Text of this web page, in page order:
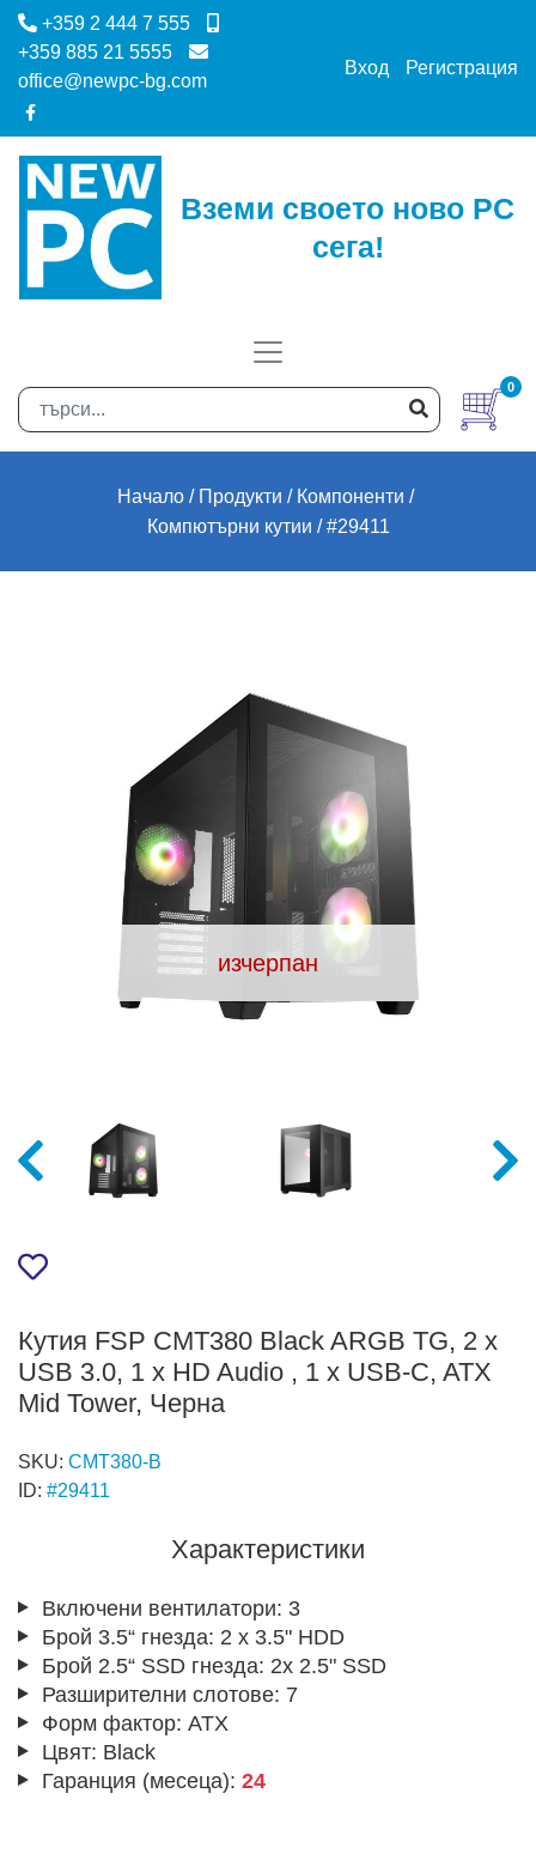
+359 2 444 7 555
+359 885 21 5555
office@newpc-bg.com
Вход Регистрация
Вземи своето ново PC
сега!
0
Начало Продукти
Компоненти
Компютърни кутии
#29411
изчерпан
Кутия FSP CMT380 Black ARGB TG, 2 x
USB 3.0, 1 x HD Audio , 1 x USB-C, ATX
Mid Tower, Черна
SKU: CMT380-B
ID: #29411
Характеристики
Включени вентилатори: 3
Брой 3.5“ гнезда: 2 x 3.5" HDD
Брой 2.5“ SSD гнезда: 2x 2.5" SSD
Разширителни слотове: 7
Форм фактор: ATX
Цвят: Black
Гаранция (месеца): 24